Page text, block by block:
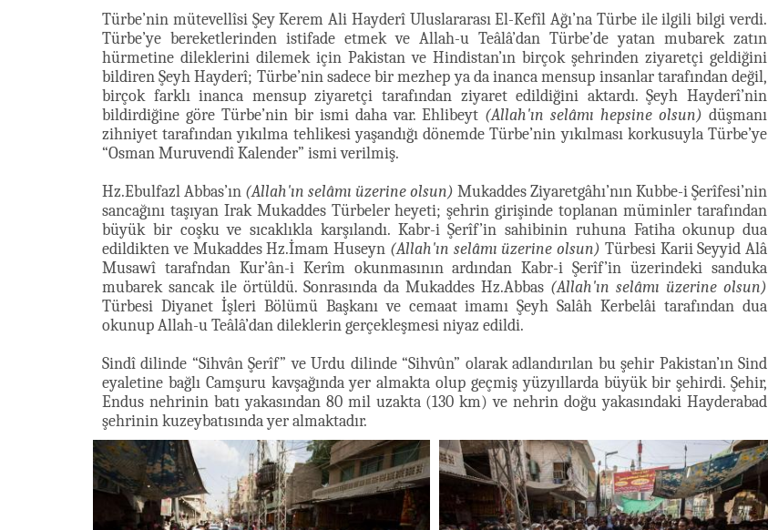
Türbe’nin mütevellîsi Şey Kerem Ali Hayderî Uluslararası El-Kefîl Ağı’na Türbe ile ilgili bilgi verdi.
Türbe’ye bereketlerinden istifade etmek ve Allah-u Teâlâ’dan Türbe’de yatan mubarek zatın
hürmetine dileklerini dilemek için Pakistan ve Hindistan’ın birçok şehrinden ziyaretçi geldiğini
bildiren Şeyh Hayderî; Türbe’nin sadece bir mezhep ya da inanca mensup insanlar tarafından değil,
birçok farklı inanca mensup ziyaretçi tarafından ziyaret edildiğini aktardı. Şeyh Hayderî’nin
bildirdiğine göre Türbe’nin bir ismi daha var. Ehlibeyt (Allah'ın selâmı hepsine olsun) düşmanı
zihniyet tarafından yıkılma tehlikesi yaşandığı dönemde Türbe’nin yıkılması korkusuyla Türbe’ye
“Osman Muruvendî Kalender” ismi verilmiş.
Hz.Ebulfazl Abbas’ın (Allah'ın selâmı üzerine olsun) Mukaddes Ziyaretgâhı’nın Kubbe-i Şerîfesi’nin
sancağını taşıyan Irak Mukaddes Türbeler heyeti; şehrin girişinde toplanan müminler tarafından
büyük bir coşku ve sıcaklıkla karşılandı. Kabr-i Şerîf’in sahibinin ruhuna Fatiha okunup dua
edildikten ve Mukaddes Hz.İmam Huseyn (Allah'ın selâmı üzerine olsun) Türbesi Karii Seyyid Alâ
Musawî tarafndan Kur’ân-i Kerîm okunmasının ardından Kabr-i Şerîf’in üzerindeki sanduka
mubarek sancak ile örtüldü. Sonrasında da Mukaddes Hz.Abbas (Allah'ın selâmı üzerine olsun)
Türbesi Diyanet İşleri Bölümü Başkanı ve cemaat imamı Şeyh Salâh Kerbelâi tarafından dua
okunup Allah-u Teâlâ’dan dileklerin gerçekleşmesi niyaz edildi.
Sindî dilinde “Sihvân Şerîf” ve Urdu dilinde “Sihvûn” olarak adlandırılan bu şehir Pakistan’ın Sind
eyaletine bağlı Camşuru kavşağında yer almakta olup geçmiş yüzyıllarda büyük bir şehirdi. Şehir,
Endus nehrinin batı yakasından 80 mil uzakta (130 km) ve nehrin doğu yakasındaki Hayderabad
şehrinin kuzeybatısında yer almaktadır.